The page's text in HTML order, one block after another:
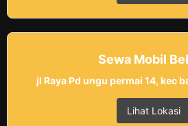
Sewa Mobil
jl Raya Pd ungu permai 14, kec
Lihat Lokasi